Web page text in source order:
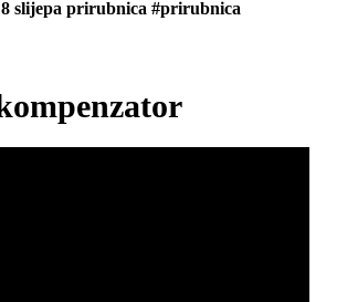
slijepa prirubnica #prirubnica